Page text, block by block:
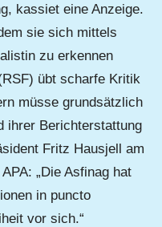
kassiet eine Anzeige.
sie sich mittels
zu erkennen
übt scharfe Kritik
müsse grundsätzlich
ihrer Berichterstattung
Fritz Hausjell am
„Die Asfinag hat
in puncto
vor sich.“